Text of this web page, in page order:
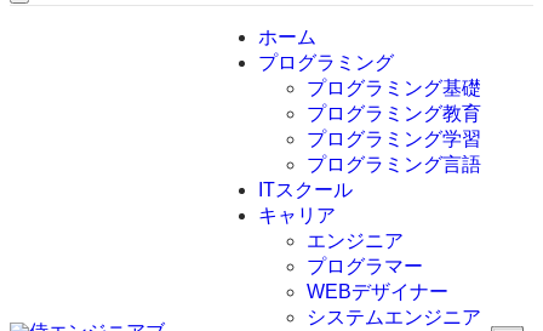
ホーム
プログラミング
プログラミング基礎
プログラミング教育
プログラミング学習
プログラミング言語
C言語
C#
VBA
Go言語
Kotlin
ITスクール
キャリア
エンジニア
プログラマー
WEBデザイナー
システムエンジニア